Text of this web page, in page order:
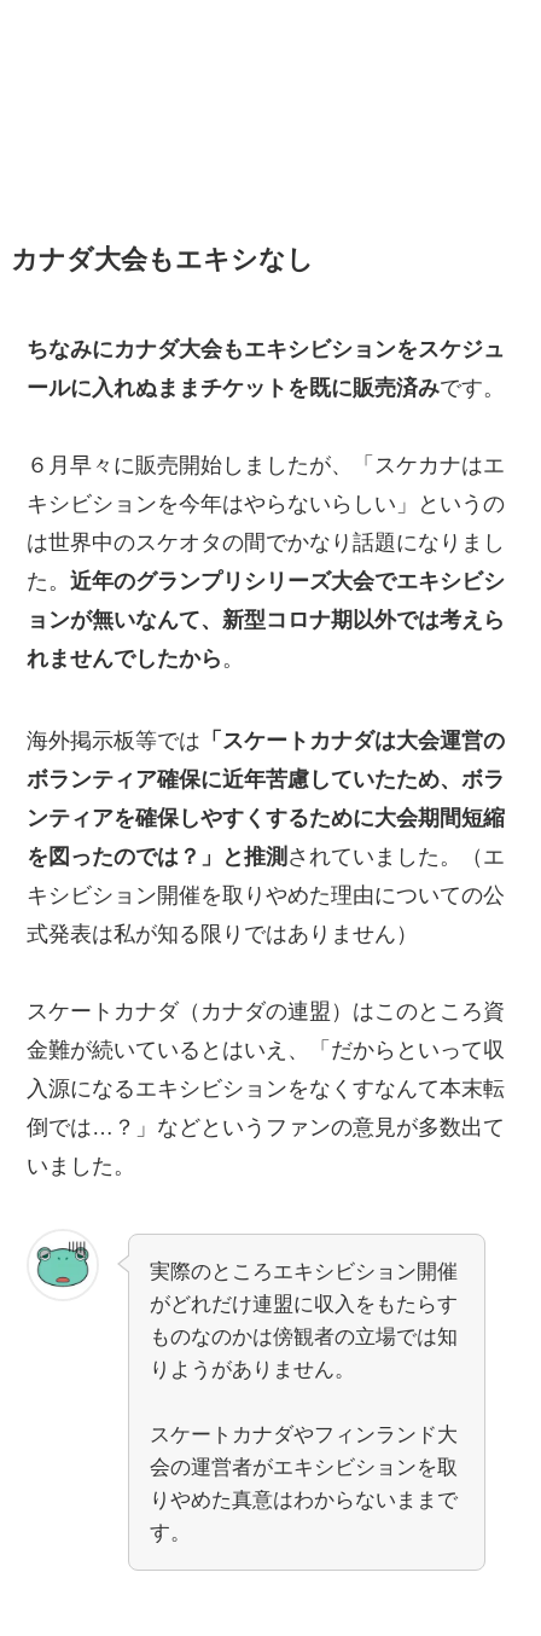
カナダ大会もエキシなし
ちなみにカナダ大会もエキシビションをスケジュ
ールに入れぬままチケットを既に販売済みです。
６月早々に販売開始しましたが、「スケカナはエ
キシビションを今年はやらないらしい」というの
は世界中のスケオタの間でかなり話題になりまし
た。近年のグランプリシリーズ大会でエキシビシ
ョンが無いなんて、新型コロナ期以外では考えら
れませんでしたから。
海外掲示板等では 「スケートカナダは大会運営の
ボランティア確保に近年苦慮していたため、ボラ
ンティアを確保しやすくするために大会期間短縮
を図ったのでは？」と推測 されていました。（エ
キシビション開催を取りやめた理由についての公
式発表は私が知る限りではありません）
スケートカナダ（カナダの連盟）はこのところ資
金難が続いているとはいえ、「だからといって収
入源になるエキシビションをなくすなんて本末転
倒では…？」などというファンの意見が多数出て
いました。
実際のところエキシビション開催
がどれだけ連盟に収入をもたらす
ものなのかは傍観者の立場では知
りようがありません。
スケートカナダやフィンランド大
会の運営者がエキシビションを取
りやめた真意はわからないままで
す。